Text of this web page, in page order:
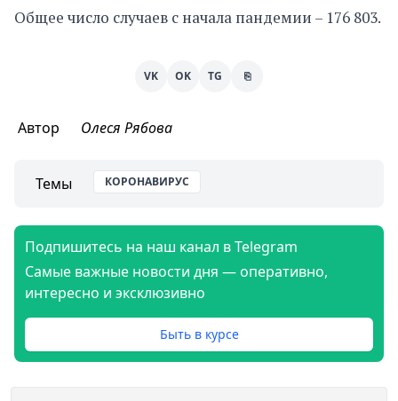
Общее число случаев с начала пандемии – 176 803.
VK OK TG ⎘
Автор Олеся Рябова
Темы КОРОНАВИРУС
Подпишитесь на наш канал в Telegram
Самые важные новости дня — оперативно,
интересно и эксклюзивно
Быть в курсе